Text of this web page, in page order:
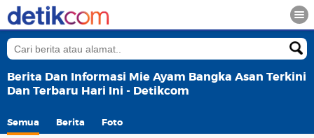
Berita Dan Informasi Mie Ayam Bangka Asan Terkini
Dan Terbaru Hari Ini - Detikcom
Semua Berita Foto